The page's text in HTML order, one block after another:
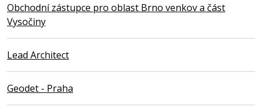
Obchodní zástupce pro oblast Brno venkov a část
Vysočiny
Lead Architect
Geodet - Praha